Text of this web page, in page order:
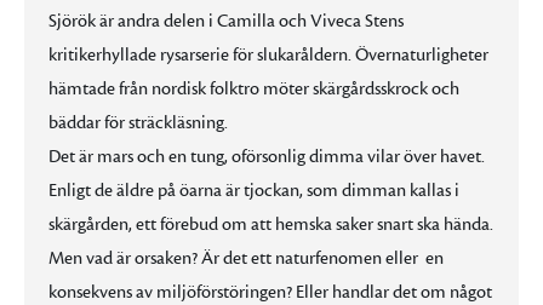
Sjörök är andra delen i Camilla och Viveca Stens
kritikerhyllade rysarserie för slukaråldern. Övernaturligheter
hämtade från nordisk folktro möter skärgårdsskrock och
bäddar för sträckläsning.
Det är mars och en tung, oförsonlig dimma vilar över havet.
Enligt de äldre på öarna är tjockan, som dimman kallas i
skärgården, ett förebud om att hemska saker snart ska hända.
Men vad är orsaken? Är det ett naturfenomen eller en
konsekvens av miljöförstöringen? Eller handlar det om något